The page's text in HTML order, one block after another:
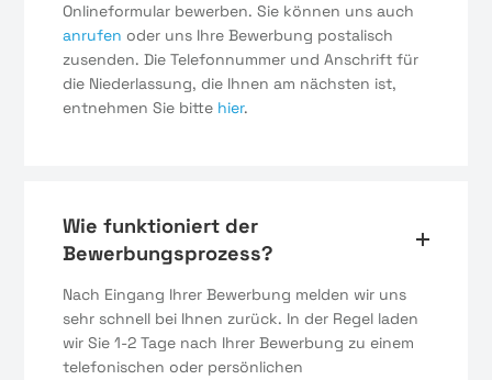
Onlineformular bewerben. Sie können uns auch
anrufen oder uns Ihre Bewerbung postalisch
zusenden. Die Telefonnummer und Anschrift für
die Niederlassung, die Ihnen am nächsten ist,
entnehmen Sie bitte hier.
Wie funktioniert der
Bewerbungsprozess?
Nach Eingang Ihrer Bewerbung melden wir uns
sehr schnell bei Ihnen zurück. In der Regel laden
wir Sie 1-2 Tage nach Ihrer Bewerbung zu einem
telefonischen oder persönlichen